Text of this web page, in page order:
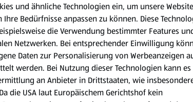
¹ € 0,99¹˒² € 1,29
und ähnliche Technologien ein, um unsere Website
Ihre Bedürfnisse anpassen zu können. Diese
die Verwendung bestimmter Features
Netzwerken. Bei entsprechender Einwilligung
Daten zur Personalisierung von Werbeanzeigen
werden. Bei Nutzung dieser Technologien kann es
an Anbieter in Drittstaaten, wie
die USA laut Europäischem Gerichtshof kein